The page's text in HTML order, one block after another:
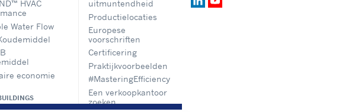
HVAC
Water Flow
economie
uitmuntendheid
Productielocaties
Europese
voorschriften
Certificering
Praktijkvoorbeelden
#MasteringEfficiency
Een verkoopkantoor
zoeken